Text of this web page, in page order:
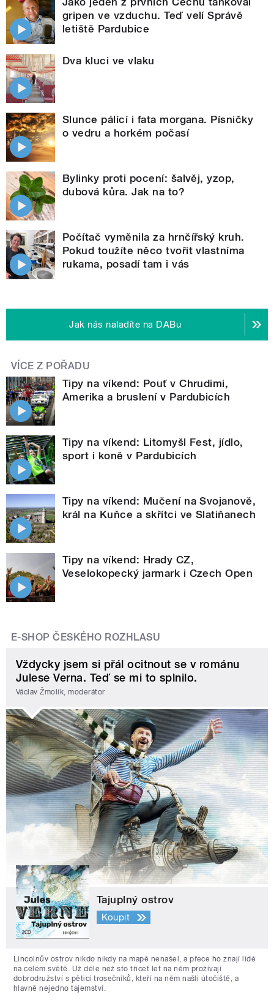
gripen ve vzduchu. Teď velí Správě
letiště Pardubice
Dva kluci ve vlaku
Slunce pálící i fata morgana. Písničky
o vedru a horkém počasí
Bylinky proti pocení: šalvěj, yzop,
dubová kůra. Jak na to?
Počítač vyměnila za hrnčířský kruh.
Pokud toužíte něco tvořit vlastníma
rukama, posadí tam i vás
Jak nás naladíte na DABu
VÍCE Z POŘADU
Tipy na víkend: Pouť v Chrudimi,
Amerika a bruslení v Pardubicích
Tipy na víkend: Litomyšl Fest, jídlo,
sport i koně v Pardubicích
Tipy na víkend: Mučení na Svojanově,
král na Kuňce a skřítci ve Slatiňanech
Tipy na víkend: Hrady CZ,
Veselokopecký jarmark i Czech Open
E-SHOP ČESKÉHO ROZHLASU
Vždycky jsem si přál ocitnout se v románu
Julese Verna. Teď se mi to splnilo.
Václav Žmolík, moderátor
Tajuplný ostrov
Koupit
Lincolnův ostrov nikdo nikdy na mapě nenašel, a přece ho znají lidé
na celém světě. Už déle než sto třicet let na něm prožívají
dobrodružství s pěticí trosečníků, kteří na něm našli útočiště, a
hlavně nejedno tajemství.